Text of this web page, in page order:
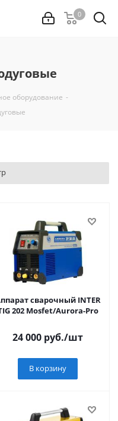
0
оборудование -
сварочный INTER
202 Mosfet/Aurora-Pro
24 000 руб./шт
В корзину